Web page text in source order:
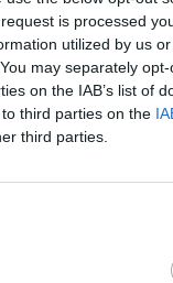
is processed
utilized by us
may separately
on the IAB’s list of
third parties on the
third parties.
pop còsmic
el
els Mossos